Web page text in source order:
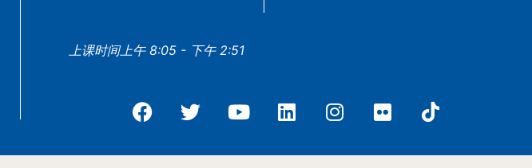
上课时间上午 8:05 - 下午 2:51